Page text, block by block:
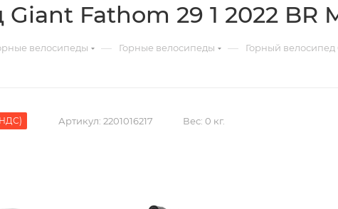
Fathom 29 1 2022 BR
велосипеды — Горные велосипеды — Горный велосипед
Артикул: 2201016217 Вес: 0 кг.